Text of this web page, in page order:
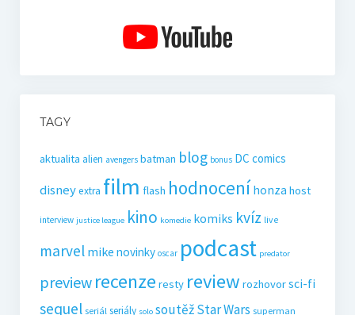
TAGY
aktualita alien avengers batman blog bonus DC comics
disneyextra film flash hodnocení honza host
interview justice league kino komedie komiks kvíz live
marvel mike novinky oscar podcast predator
preview recenze resty review rozhovorsci-fi
sequel seriál seriály solo soutěžStar Wars superman